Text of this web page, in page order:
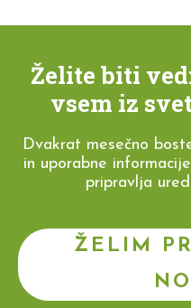
Želite biti
vsem iz
Dvakrat mesečno
in uporabne
pripravlja
ŽELIM